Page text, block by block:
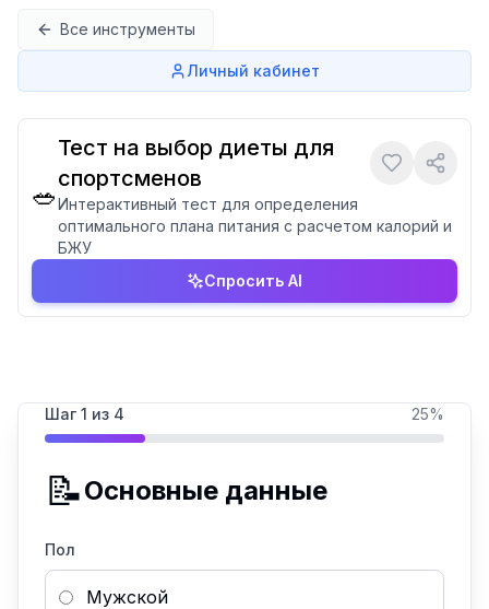
Все инструменты
Личный кабинет
🥗
Тест на выбор диеты для
спортсменов
Интерактивный тест для определения
оптимального плана питания с расчетом калорий и
БЖУ
Спросить AI
Шаг 1 из 4 25%
📝Основные данные
Пол
Мужской